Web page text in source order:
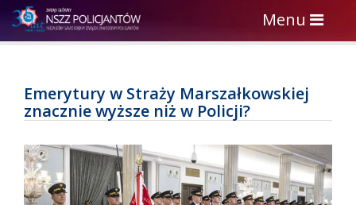
Toggle
navigation
Menu
Emerytury w Straży Marszałkowskiej
znacznie wyższe niż w Policji?